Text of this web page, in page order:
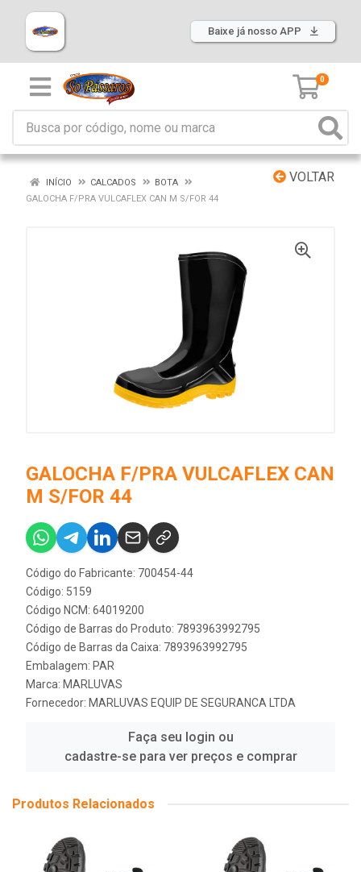
Baixe já nosso APP
0
VOLTAR
INÍCIO CALCADOS
BOTA
GALOCHA F/PRA VULCAFLEX CAN M S/FOR 44
GALOCHA F/PRA VULCAFLEX CAN
M S/FOR 44
Código do Fabricante: 700454-44
Código: 5159
Código NCM: 64019200
Código de Barras do Produto: 7893963992795
Código de Barras da Caixa: 7893963992795
Embalagem: PAR
Marca: MARLUVAS
Fornecedor: MARLUVAS EQUIP DE SEGURANCA LTDA
Faça seu login ou
cadastre-se para ver preços e comprar
Produtos Relacionados